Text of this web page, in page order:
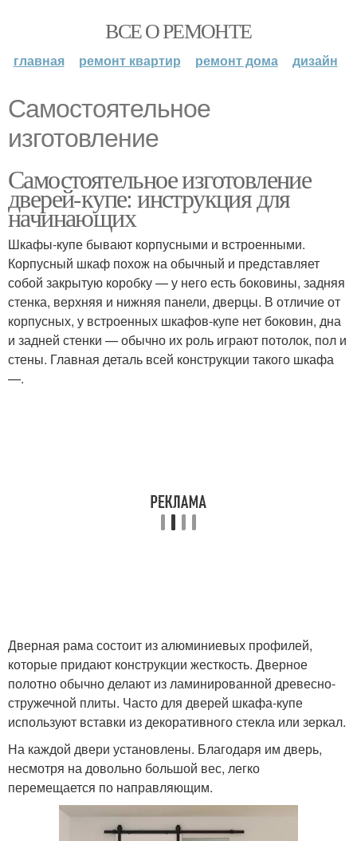
ВСЕ О РЕМОНТЕ
главная ремонт квартир ремонт дома дизайн
Самостоятельное
изготовление
Самостоятельное изготовление
дверей-купе: инструкция для
начинающих
Шкафы-купе бывают корпусными и встроенными.
Корпусный шкаф похож на обычный и представляет
собой закрытую коробку — у него есть боковины, задняя
стенка, верхняя и нижняя панели, дверцы. В отличие от
корпусных, у встроенных шкафов-купе нет боковин, дна
и задней стенки — обычно их роль играют потолок, пол и
стены. Главная деталь всей конструкции такого шкафа
—.
Дверная рама состоит из алюминиевых профилей,
которые придают конструкции жесткость. Дверное
полотно обычно делают из ламинированной древесно-
стружечной плиты. Часто для дверей шкафа-купе
используют вставки из декоративного стекла или зеркал.
На каждой двери установлены. Благодаря им дверь,
несмотря на довольно большой вес, легко
перемещается по направляющим.